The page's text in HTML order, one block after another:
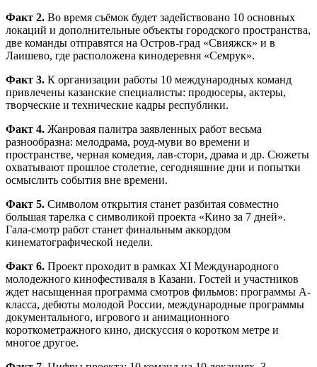
Факт 2. Во время съёмок будет задействовано 10 основных
локаций и дополнительные объекты городского пространства,
две команды отправятся на Остров-град «Свияжск» и в
Лаишево, где расположена кинодеревня «Семрук».
Факт 3. К организации работы 10 международных команд
привлечены казанские специалисты: продюсеры, актеры,
творческие и технические кадры республики.
Факт 4. Жанровая палитра заявленных работ весьма
разнообразна: мелодрама, роуд-муви во времени и
пространстве, черная комедия, лав-стори, драма и др. Сюжеты
охватывают прошлое столетие, сегодняшние дни и попытки
осмыслить события вне времени.
Факт 5. Символом открытия станет разбитая совместно
большая тарелка с символикой проекта «Кино за 7 дней».
Гала-смотр работ станет финальным аккордом
кинематографической недели.
Факт 6. Проект проходит в рамках XI Международного
молодежного кинофестиваля в Казани. Гостей и участников
ждет насыщенная программа смотров фильмов: программы А-
класса, дебюты молодой России, международные программы
документального, игрового и анимационного
короткометражного кино, дискуссия о коротком метре и
многое другое.